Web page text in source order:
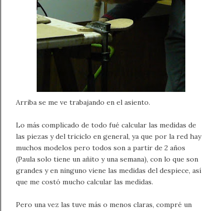
Arriba se me ve trabajando en el asiento.
Lo más complicado de todo fué calcular las medidas de
las piezas y del triciclo en general, ya que por la red hay
muchos modelos pero todos son a partir de 2 años
(Paula solo tiene un añito y una semana), con lo que son
grandes y en ninguno viene las medidas del despiece, así
que me costó mucho calcular las medidas.
Pero una vez las tuve más o menos claras, compré un